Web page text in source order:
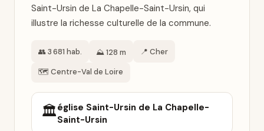
Saint-Ursin de La Chapelle-Saint-Ursin, qui
illustre la richesse culturelle de la commune.
👥 3 681 hab. ⛰️ 128 m 📍 Cher
🗺️ Centre-Val de Loire
🏛️église Saint-Ursin de La Chapelle-
Saint-Ursin